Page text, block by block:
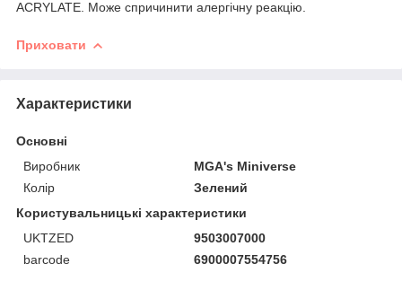
ACRYLATE. Може спричинити алергічну реакцію.
Приховати
Характеристики
Основні
Виробник
MGA's Miniverse
Колір
Зелений
Користувальницькі характеристики
UKTZED
9503007000
barcode
6900007554756